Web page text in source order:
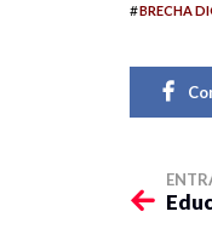
#BRECHA